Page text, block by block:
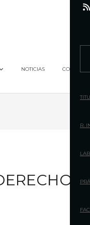
NOTICIAS CONTACTO
r
h
o
:
R.